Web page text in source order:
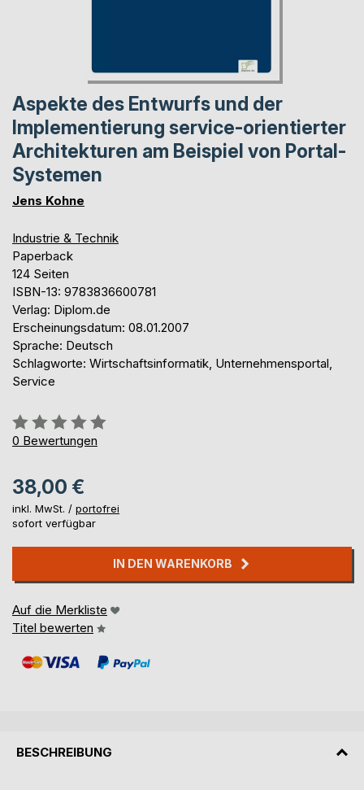
Aspekte des Entwurfs und der
Implementierung service-orientierter
Architekturen am Beispiel von Portal-
Systemen
Jens Kohne
Industrie & Technik
Paperback
124 Seiten
ISBN-13: 9783836600781
Verlag: Diplom.de
Erscheinungsdatum: 08.01.2007
Sprache: Deutsch
Schlagworte: Wirtschaftsinformatik, Unternehmensportal,
Service
Bewertung::
0%
0 Bewertungen
38,00 €
inkl. MwSt. / portofrei
sofort verfügbar
IN DEN WARENKORB
Auf die Merkliste
Titel bewerten
BESCHREIBUNG